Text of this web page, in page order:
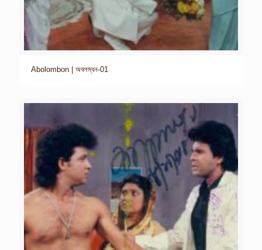
Abolombon | অবলম্বন-01